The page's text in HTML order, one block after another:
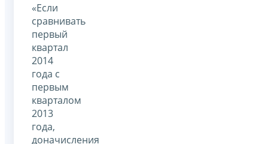
«Если
сравнивать
первый
квартал
2014
года с
первым
кварталом
2013
года,
доначисления